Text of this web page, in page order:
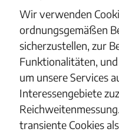
Wir verwenden
ordnungsgemäßen
sicherzustellen, zur
Funktionalitäten,
um unsere Services
Interessengebiete
transiente Cookies